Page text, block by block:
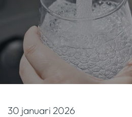
30 januari 2026